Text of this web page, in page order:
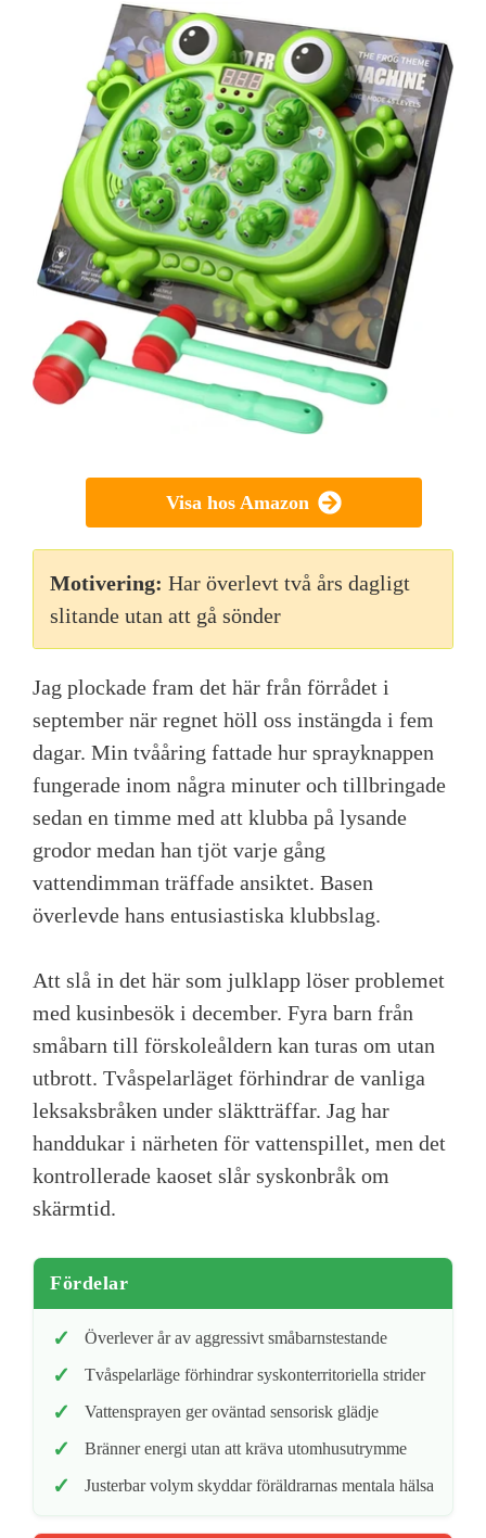
Visa hos Amazon
Motivering: Har överlevt två års dagligt
slitande utan att gå sönder
Jag plockade fram det här från förrådet i
september när regnet höll oss instängda i fem
dagar. Min tvååring fattade hur sprayknappen
fungerade inom några minuter och tillbringade
sedan en timme med att klubba på lysande
grodor medan han tjöt varje gång
vattendimman träffade ansiktet. Basen
överlevde hans entusiastiska klubbslag.
Att slå in det här som julklapp löser problemet
med kusinbesök i december. Fyra barn från
småbarn till förskoleåldern kan turas om utan
utbrott. Tvåspelarläget förhindrar de vanliga
leksaksbråken under släktträffar. Jag har
handdukar i närheten för vattenspillet, men det
kontrollerade kaoset slår syskonbråk om
skärmtid.
Fördelar
Överlever år av aggressivt småbarnstestande
Tvåspelarläge förhindrar syskonterritoriella strider
Vattensprayen ger oväntad sensorisk glädje
Bränner energi utan att kräva utomhusutrymme
Justerbar volym skyddar föräldrarnas mentala hälsa